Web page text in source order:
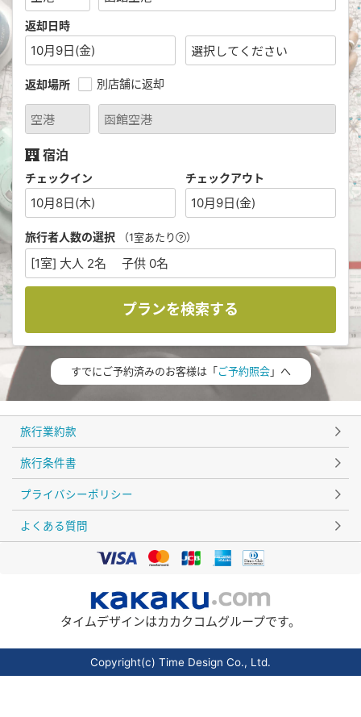
返却日時
10月9日(金)
返却場所 別店舗に返却
宿泊
チェックイン
10月8日(木)
チェックアウト
10月9日(金)
旅行者人数の選択 （1室あたり ）
[1室] 大人 2名 子供 0名
プランを検索する
すでにご予約済みのお客様は「ご予約照会」へ
旅行業約款
旅行条件書
プライバシーポリシー
よくある質問
タイムデザインはカカクコムグループです。
Copyright(c) Time Design Co., Ltd.